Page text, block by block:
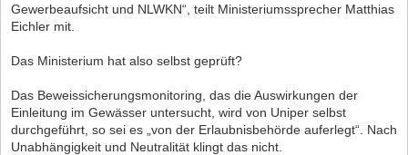
Gewerbeaufsicht und NLWKN“, teilt Ministeriumssprecher Matthias
Eichler mit.
Das Ministerium hat also selbst geprüft?
Das Beweissicherungsmonitoring, das die Auswirkungen der
Einleitung im Gewässer untersucht, wird von Uniper selbst
durchgeführt, so sei es „von der Erlaubnisbehörde auferlegt“. Nach
Unabhängigkeit und Neutralität klingt das nicht.